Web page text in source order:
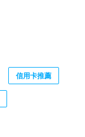
信用卡推薦